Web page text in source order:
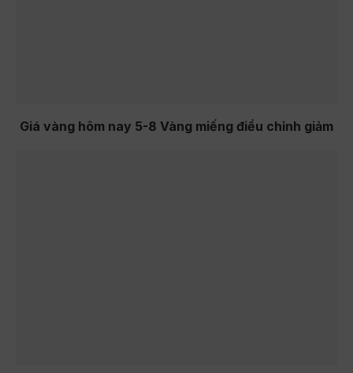
Giá vàng hôm nay 5-8 Vàng miếng điều chỉnh giảm